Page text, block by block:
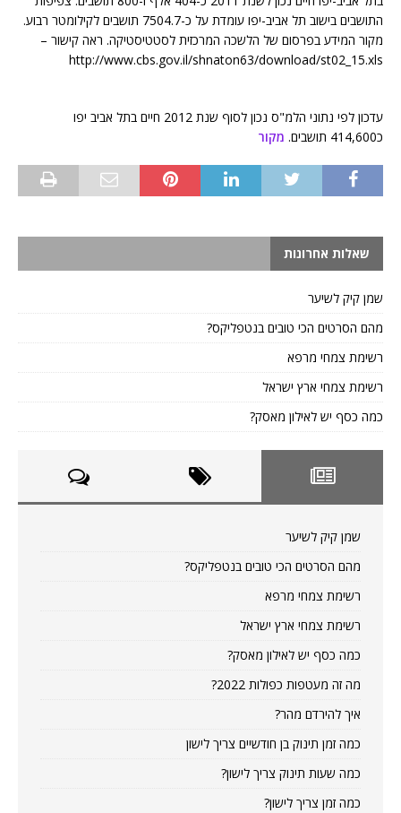
התושבים בישוב תל אביב-יפו עומדת על כ-7504.7 תושבים לקילומטר רבוע.
מקור המידע בפרסום של הלשכה המרכזית לסטטיסטיקה. ראה קישור –
http://www.cbs.gov.il/shnaton63/download/st02_15.xls
עדכון לפי נתוני הלמ"ס נכון לסוף שנת 2012 חיים בתל אביב יפו
כ414,600 תושבים.
מקור
שאלות אחרונות
שמן קיק לשיער
מהם הסרטים הכי טובים בנטפליקס?
רשימת צמחי מרפא
רשימת צמחי ארץ ישראל
כמה כסף יש לאילון מאסק?
שמן קיק לשיער
מהם הסרטים הכי טובים בנטפליקס?
רשימת צמחי מרפא
רשימת צמחי ארץ ישראל
כמה כסף יש לאילון מאסק?
מה זה מעטפות כפולות 2022?
איך להירדם מהר?
כמה זמן תינוק בן חודשיים צריך לישון
כמה שעות תינוק צריך לישון?
כמה זמן צריך לישון?